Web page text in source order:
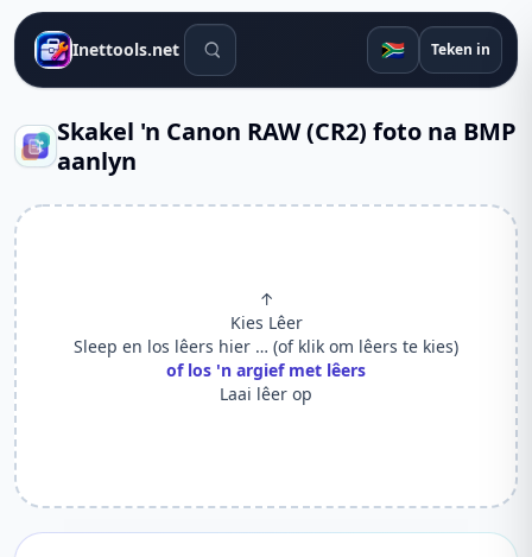
Inettools.net Soek gereedskap 🇿🇦 Teken in
Skakel 'n Canon RAW (CR2) foto na BMP
aanlyn
↑
Kies Lêer
Sleep en los lêers hier … (of klik om lêers te kies)
of los 'n argief met lêers
Laai lêer op